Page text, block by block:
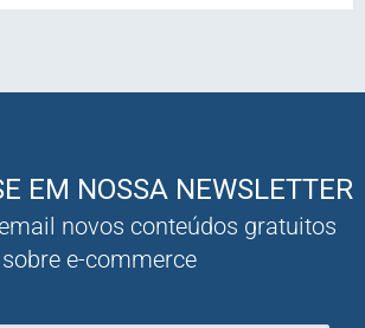
EM NOSSA NEWSLETTER
novos conteúdos gratuitos
sobre e-commerce